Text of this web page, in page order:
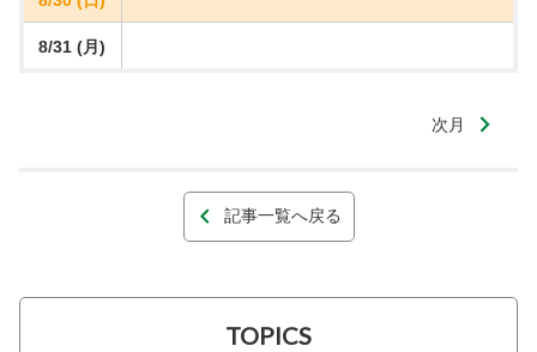
8/31 (月)
次月
記事一覧へ戻る
TOPICS